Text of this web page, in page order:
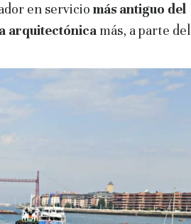
en servicio más antiguo del
arquitectónica más, a parte del